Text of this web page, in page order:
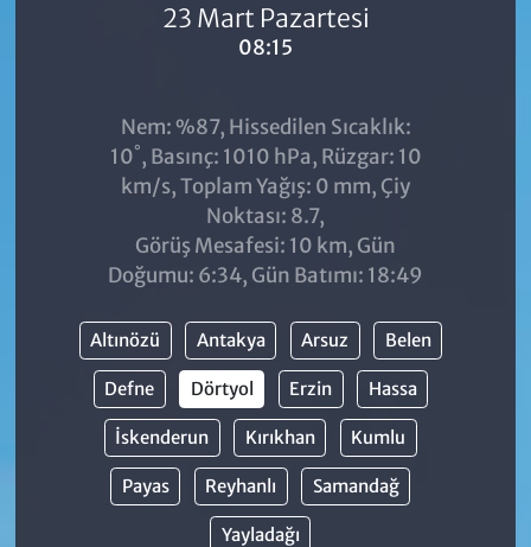
23 Mart Pazartesi
08:15
Nem: %87, Hissedilen Sıcaklık:
10°, Basınç: 1010 hPa, Rüzgar: 10
km/s, Toplam Yağış: 0 mm, Çiy
Noktası: 8.7,
Görüş Mesafesi: 10 km, Gün
Doğumu: 6:34, Gün Batımı: 18:49
Altınözü Antakya Arsuz Belen
Defne Dörtyol Erzin Hassa
İskenderun Kırıkhan Kumlu
Payas Reyhanlı Samandağ
Yayladağı